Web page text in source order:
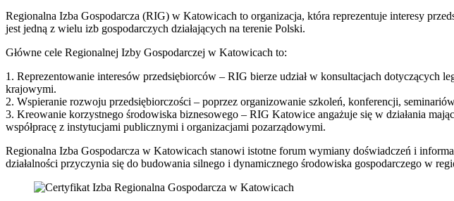
Regionalna Izba Gospodarcza (RIG) w Katowicach to organizacja, która reprezentuje interesy
jest jedną z wielu izb gospodarczych działających na terenie Polski.
Główne cele Regionalnej Izby Gospodarczej w Katowicach to:
1. Reprezentowanie interesów przedsiębiorców – RIG bierze udział w konsultacjach dotyczących
krajowymi.
2. Wspieranie rozwoju przedsiębiorczości – poprzez organizowanie szkoleń, konferencji,
3. Kreowanie korzystnego środowiska biznesowego – RIG Katowice angażuje się w działania
współpracę z instytucjami publicznymi i organizacjami pozarządowymi.
Regionalna Izba Gospodarcza w Katowicach stanowi istotne forum wymiany doświadczeń i
działalności przyczynia się do budowania silnego i dynamicznego środowiska gospodarczego w